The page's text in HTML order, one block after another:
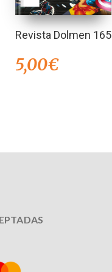
Revista Dolmen 165
5,00€